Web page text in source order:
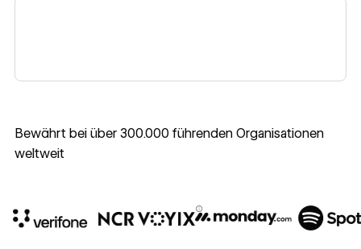
Bewährt bei über 300.000 führenden Organisationen
weltweit